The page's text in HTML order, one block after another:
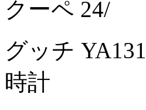
クーペ 24/
グッチ
時計